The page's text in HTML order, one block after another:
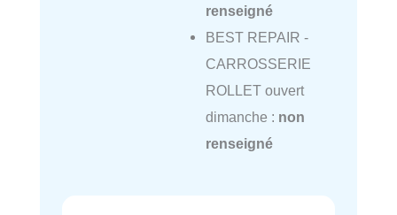
renseigné
BEST REPAIR -
CARROSSERIE
ROLLET ouvert
dimanche : non
renseigné